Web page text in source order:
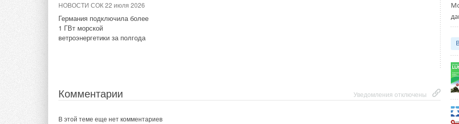
НОВОСТИ СОК 22 июля 2026
Германия подключила более
1 ГВт морской
ветроэнергетики за полгода
Уведомления отключены
Комментарии
В этой теме еще нет комментариев
Добавить комментарий
Добавить комментарий
Ваше имя *